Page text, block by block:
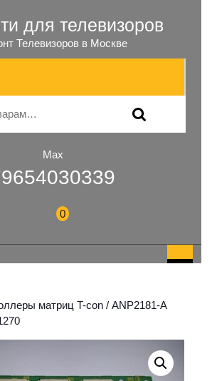
для телевизоров
Телевизоров в Москве
Max
0
матриц T-con / ANP2181-A